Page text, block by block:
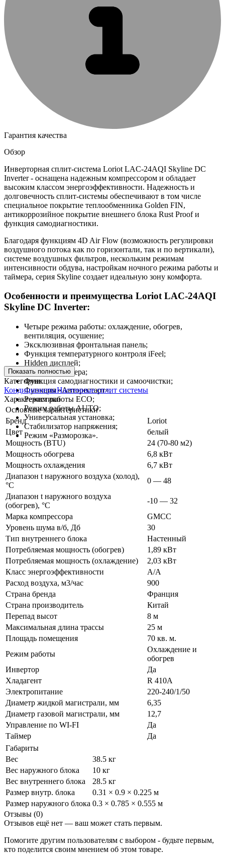
Гарантия качества
Обзор
Инверторная сплит-система Loriot LAC-24AQI Skyline DC
Inverter - оснащена надежным компрессором и обладает
высоким классом энергоэффективности. Надежность и
долговечность сплит-системы обеспечивают в том числе
специальное покрытие теплообменника Golden FIN,
антикоррозийное покрытие внешнего блока Rust Proof и
функция самодиагностики.
Благодаря функциям 4D Air Flow (возможность регулировки
воздушного потока как по горизонтали, так и по вертикали),
системе воздушных фильтров, нескольким режимам
интенсивности обдува, настройкам ночного режима работы и
таймера, серия Skyline создает идеальную зону комфорта.
Особенности и преимущества Loriot LAC-24AQI
Skyline DC Inverter:
Четыре режима работы: охлаждение, обогрев,
вентиляция, осушение;
Эксклюзивная фронтальная панель;
Функция температурного контроля iFeel;
Hidden дисплей;
Функция таймера;
Функция самодиагностики и самоочистки;
Функция «Авторестарт»;
Режим работы ECO;
Режим работы AUTO;
Универсальная установка;
Стабилизатор напряжения;
Режим «Разморозка».
Показать полностью
Категории:
КондиционерыНастенные сплит системы
Характеристики
Основные характеристики
Бренд
Loriot
Цвет
белый
Мощность (BTU)
24 (70-80 м2)
Мощность обогрева
6,8 кВт
Мощность охлаждения
6,7 кВт
Диапазон t наружного воздуха (холод),
°C
0 — 48
Диапазон t наружного воздуха
(обогрев), °C
-10 — 32
Марка компрессора
GMCC
Уровень шума в/б, Дб
30
Тип внутреннего блока
Настенный
Потребляемая мощность (обогрев)
1,89 кВт
Потребляемая мощность (охлаждение)
2,03 кВт
Класс энергоэффективности
А/А
Расход воздуха, м3/час
900
Страна бренда
Франция
Страна производитель
Китай
Перепад высот
8 м
Максимальная длина трассы
25 м
Площадь помещения
70 кв. м.
Режим работы
Охлаждение и
обогрев
Инвертор
Да
Хладагент
R 410A
Электропитание
220-240/1/50
Диаметр жидкой магистрали, мм
6,35
Диаметр газовой магистрали, мм
12,7
Управление по WI-FI
Да
Таймер
Да
Габариты
Вес
38.5 кг
Вес наружного блока
10 кг
Вес внутреннего блока
28.5 кг
Размер внутр. блока
0.31 × 0.9 × 0.225 м
Размер наружного блока 0.3 × 0.785 × 0.555 м
Отзывы (0)
Отзывов ещё нет — ваш может стать первым.
Помогите другим пользователям с выбором - будьте первым,
кто поделится своим мнением об этом товаре.